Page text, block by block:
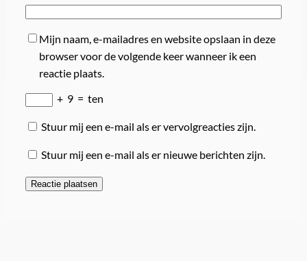
Mijn naam, e-mailadres en website opslaan in deze
browser voor de volgende keer wanneer ik een
reactie plaats.
+ 9 = ten
Stuur mij een e-mail als er vervolgreacties zijn.
Stuur mij een e-mail als er nieuwe berichten zijn.